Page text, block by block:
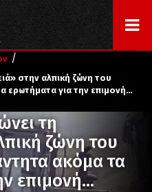
/
στην αλπική ζώνη του
ερωτήματα για την επιμονή…
τη
ζώνη του
ακόμα τα
επιμονή…